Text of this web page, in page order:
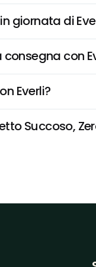
giornata di
con
Everli?
Succoso,